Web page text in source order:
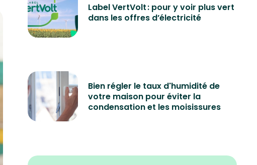
Label VertVolt : pour y voir plus vert
dans les offres d’électricité
Bien régler le taux d'humidité de
votre maison pour éviter la
condensation et les moisissures